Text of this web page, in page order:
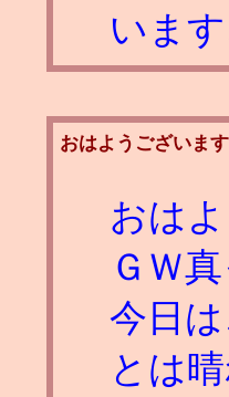
いま
おはようございます
おは
ＧＷ
今日
とは